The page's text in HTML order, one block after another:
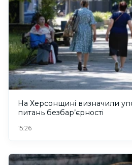
На Херсонщині визначили
питань безбар’єрності
15:26